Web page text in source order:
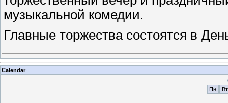
музыкальной комедии.
Главные торжества состоятся в
Calendar
Пн
Вт